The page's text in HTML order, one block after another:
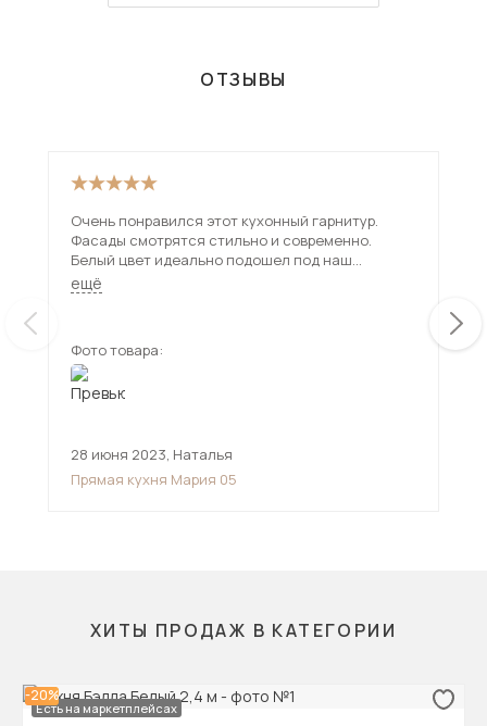
ОТЗЫВЫ
Очень понравился этот кухонный гарнитур.
Фасады смотрятся стильно и современно.
Белый цвет идеально подошел под наш
интерьер. На кухне с ним стало светлее и
просторнее. Шкафчики и тумбы вместительные.
мебель для кухни, все смотрится гармонично.
ещё
Фото товара:
28 июня 2023, Наталья
Прямая кухня Мария 05
ХИТЫ ПРОДАЖ В КАТЕГОРИИ
-20%
Есть на маркетплейсах